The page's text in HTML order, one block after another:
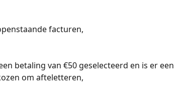
facturen,
betaling van €50 geselecteerd en is er een
om afteletteren,